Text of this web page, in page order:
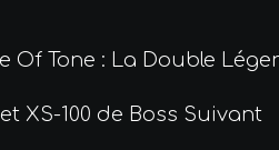
Of Tone : La Double
XS-100 de Boss Suivant